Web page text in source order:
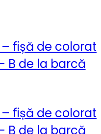
fișă de colorat
B de la barcă
fișă de colorat
B de la barcă